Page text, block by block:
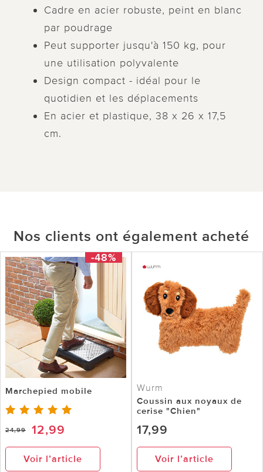
Cadre en acier robuste, peint en blanc
par poudrage
Peut supporter jusqu'à 150 kg, pour
une utilisation polyvalente
Design compact - idéal pour le
quotidien et les déplacements
En acier et plastique, 38 x 26 x 17,5
cm.
Nos clients ont également acheté
-48%
Marchepied mobile
24,99 12,99
Voir l’article
Wurm
Coussin aux noyaux de
cerise "Chien"
17,99
Voir l’article